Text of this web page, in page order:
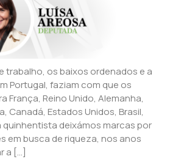
trabalho, os baixos ordenados e a
Portugal, faziam com que os
França, Reino Unido, Alemanha,
Canadá, Estados Unidos, Brasil,
quinhentista deixámos marcas por
em busca de riqueza, nos anos
a […]